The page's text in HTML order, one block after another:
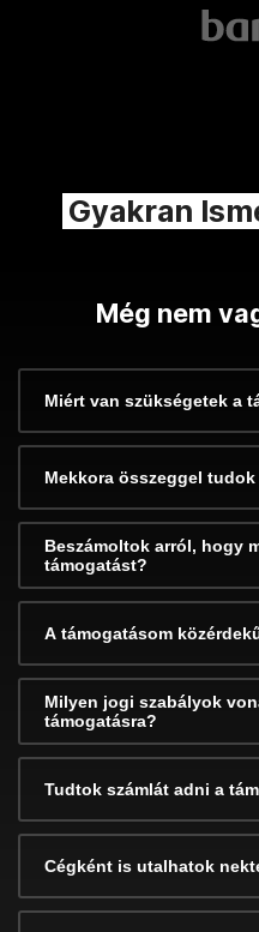
Gyakran
Még nem
Miért van szükségetek a
Mekkora összeggel
Beszámoltok arról, hogy
támogatást?
A támogatásom
Milyen jogi szabályok
támogatásra?
Tudtok számlát adni a
Cégként is utalhatok